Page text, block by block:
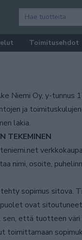
Toimitusehdot
Niemi Oy, y-
ja
lakia.
TEKEMINEN
nimi, osoite,
sopimus sitova.
ovat
sen, että tuotteen
toimittamaan